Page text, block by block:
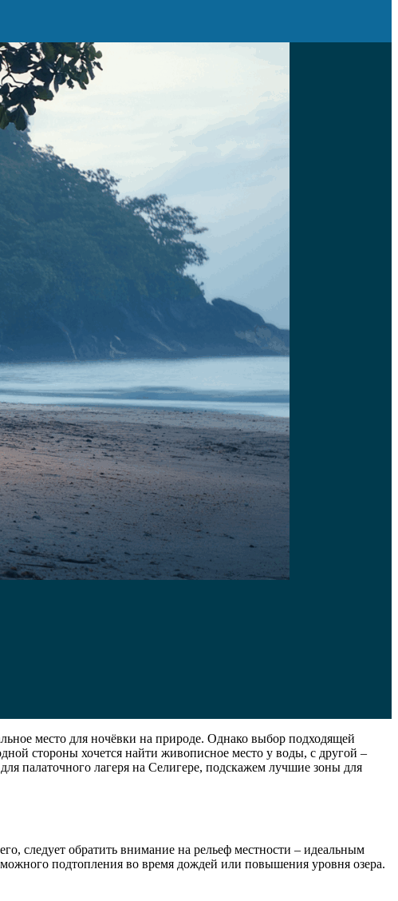
место для ночёвки на природе. Однако выбор подходящей
стороны хочется найти живописное место у воды, с другой –
палаточного лагеря на Селигере, подскажем лучшие зоны для
следует обратить внимание на рельеф местности – идеальным
подтопления во время дождей или повышения уровня озера.